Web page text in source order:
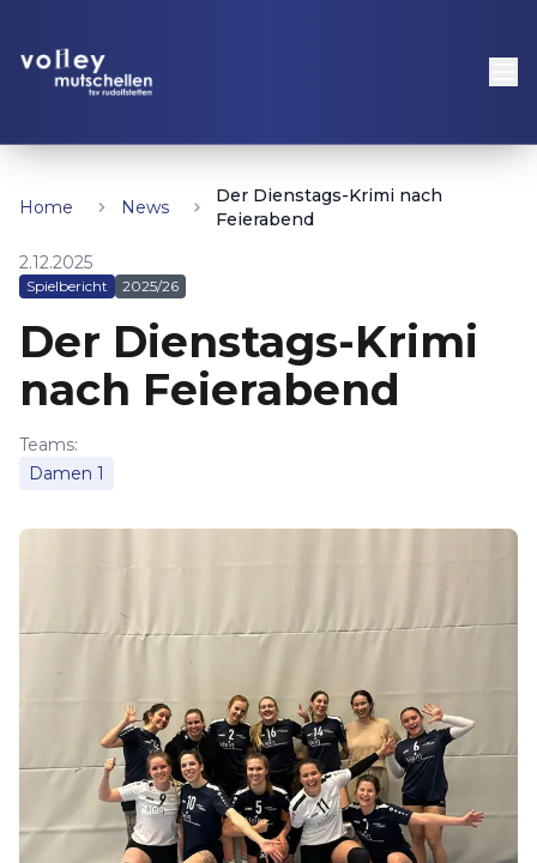
Home News
Der Dienstags-Krimi nach
Feierabend
2.12.2025
Spielbericht 2025/26
Der Dienstags-Krimi
nach Feierabend
Teams:
Damen 1